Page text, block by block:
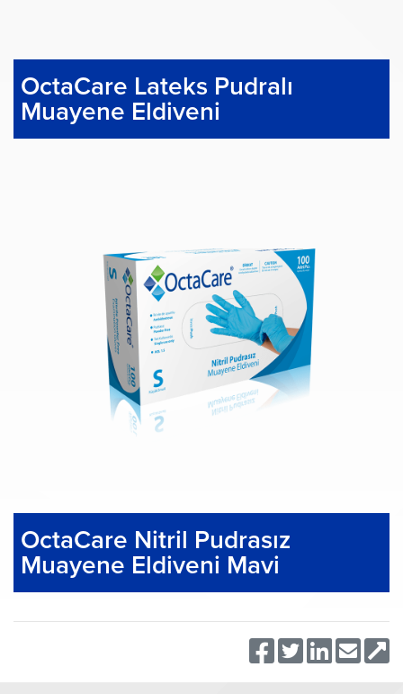
OctaCare Lateks Pudralı
Muayene Eldiveni
OctaCare Nitril Pudrasız
Muayene Eldiveni Mavi